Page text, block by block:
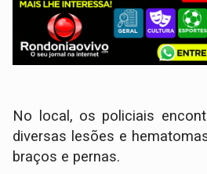
No local, os policiais
diversas lesões e
braços e pernas.